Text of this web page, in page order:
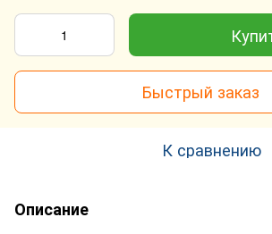
Быстрый заказ
К сравнению
Описание